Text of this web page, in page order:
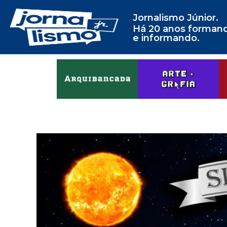
Jornalismo Júnior.
Há 20 anos
e informando.